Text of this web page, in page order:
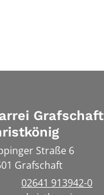
Grafschaft
Straße 6
Grafschaft
02641 913942-0